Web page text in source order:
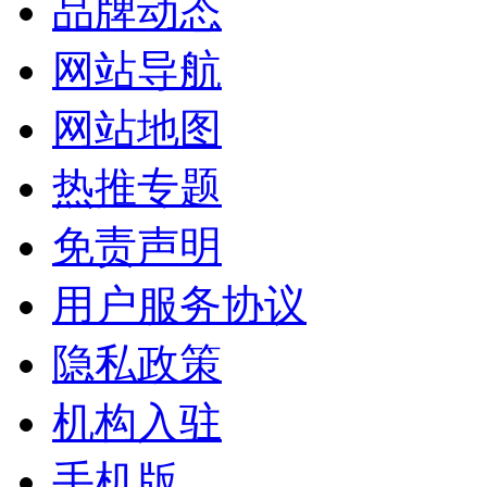
品牌动态
网站导航
网站地图
热推专题
免责声明
用户服务协议
隐私政策
机构入驻